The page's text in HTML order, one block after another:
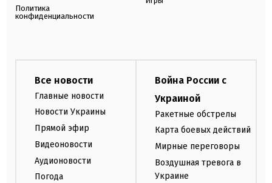
Политика
конфиденциальности
Все новости
Главные новости
Новости Украины
Прямой эфир
Видеоновости
Аудионовости
Погода
Война России с
Украиной
Ракетные обстрелы
Карта боевых действий
Мирные переговоры
Воздушная тревога в
Украине